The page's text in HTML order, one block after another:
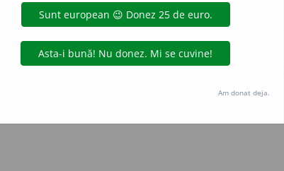
Copyright © 2004-2026 dexonline (https://dexonline.ro)
de pe acest site, inclusiv prin orice metode de extragere automată
prealabil scris, cu excepția seturilor de date oferite oficial spre utilizare
Hosterion
Am donat deja.